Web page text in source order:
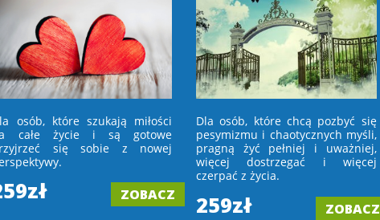
osób, które szukają miłości
całe życie i są gotowe
się sobie z nowej
ZOBACZ
Dla osób, które chcą pozbyć się
pesymizmu i chaotycznych myśli,
pragną żyć pełniej i uważniej,
więcej dostrzegać i więcej
czerpać z życia.
259zł ZOBACZ